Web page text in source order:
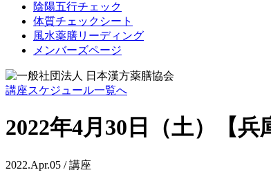
陰陽五行チェック
体質チェックシート
風水薬膳リーディング
メンバーズページ
講座スケジュール一覧へ
2022年4月30日（土）【
2022.Apr.05 / 講座